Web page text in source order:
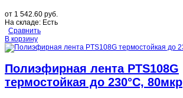
от 1 542.60 руб.
На складе: Есть
Сравнить
В корзину
Полиэфирная лента PTS108G
термостойкая до 230°C, 80мкр